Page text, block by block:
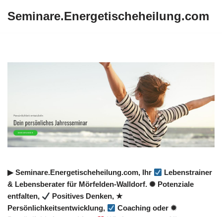
Seminare.Energetischeheilung.com
▶︎ Seminare.Energetischeheilung.com, Ihr
Lebenstrainer
& Lebensberater für Mörfelden-Walldorf. ✺ Potenziale
entfalten,
Positives Denken, ★
Persönlichkeitsentwicklung,
Coaching oder ✹